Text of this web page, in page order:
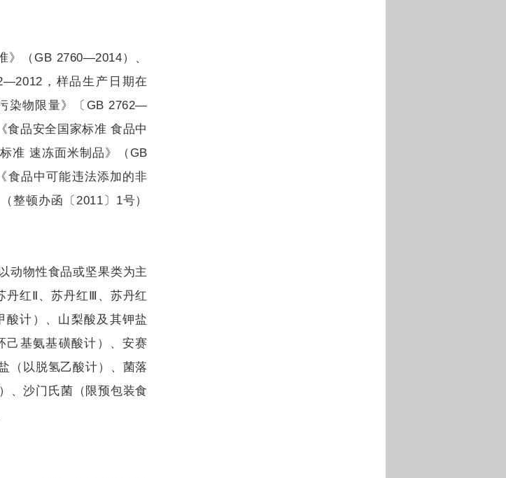
（GB 2760—2014）、
，样品生产日期在
染物限量》〔GB 2762—
食品安全国家标准 食品中
准 速冻面米制品》（GB
食品中可能违法添加的非
整顿办函〔2011〕1号）
动物性食品或坚果类为主
丹红Ⅱ、苏丹红Ⅲ、苏丹红
计）、山梨酸及其钾盐
己基氨基磺酸计）、安赛
（以脱氢乙酸计）、菌落
、沙门氏菌（限预包装食